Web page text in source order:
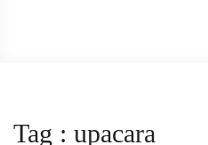
Tag : upacara